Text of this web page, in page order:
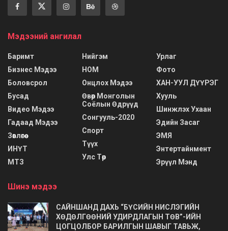
Мэдээний ангилал
Баримт
Бизнес Мэдээ
Боловсрол
Бусад
Видео Мэдээ
Гадаад Мэдээ
Зөвлөгөө
ИНҮТ
МТЗ
Нийгэм
НОМ
Онцлох Мэдээ
Өвөр Монголын
Соёлын Өдрүүд
Сонгууль-2020
Спорт
Түүх
Улс Төр
Урлаг
Фото
ХАН-УУЛ ДҮҮРЭГ
Хууль
Шинжлэх Ухаан
Эдийн Засаг
ЭМЯ
Энтертайнмент
Эрүүл Мэнд
Шинэ мэдээ
САЙНШАНД ДАХЬ “БҮСИЙН НИСЛЭГИЙН
ХӨДӨЛГӨӨНИЙ УДИРДЛАГЫН ТӨВ”-ИЙН
ЦОГЦОЛБОР БАРИЛГЫН ШАВЫГ ТАВЬЖ,